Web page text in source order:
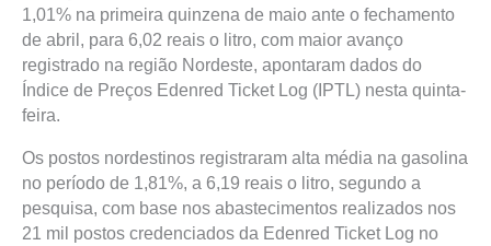
1,01% na primeira quinzena de maio ante o fechamento
de abril, para 6,02 reais o litro, com maior avanço
registrado na região Nordeste, apontaram dados do
Índice de Preços Edenred Ticket Log (IPTL) nesta quinta-
feira.
Os postos nordestinos registraram alta média na gasolina
no período de 1,81%, a 6,19 reais o litro, segundo a
pesquisa, com base nos abastecimentos realizados nos
21 mil postos credenciados da Edenred Ticket Log no